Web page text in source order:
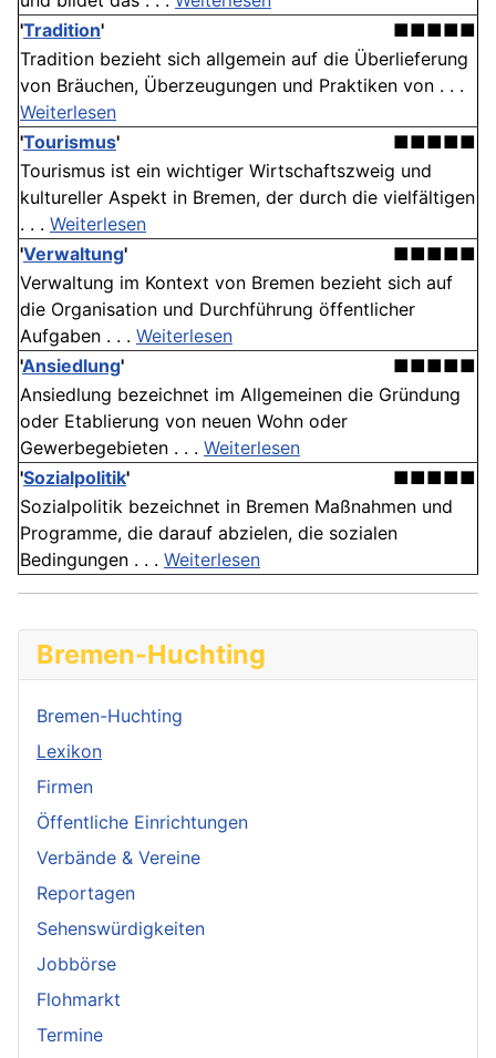
'Tradition'
■■■■■
Tradition bezieht sich allgemein auf die Überlieferung
von Bräuchen, Überzeugungen und Praktiken von . . .
Weiterlesen
'Tourismus'
■■■■■
Tourismus ist ein wichtiger Wirtschaftszweig und
kultureller Aspekt in Bremen, der durch die vielfältigen
. . . Weiterlesen
'Verwaltung'
■■■■■
Verwaltung im Kontext von Bremen bezieht sich auf
die Organisation und Durchführung öffentlicher
Aufgaben . . . Weiterlesen
'Ansiedlung'
■■■■■
Ansiedlung bezeichnet im Allgemeinen die Gründung
oder Etablierung von neuen Wohn oder
Gewerbegebieten . . . Weiterlesen
'Sozialpolitik'
■■■■■
Sozialpolitik bezeichnet in Bremen Maßnahmen und
Programme, die darauf abzielen, die sozialen
Bedingungen . . . Weiterlesen
Bremen-Huchting
Bremen-Huchting
Lexikon
Firmen
Öffentliche Einrichtungen
Verbände & Vereine
Reportagen
Sehenswürdigkeiten
Jobbörse
Flohmarkt
Termine